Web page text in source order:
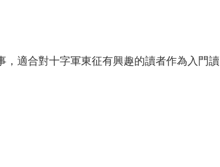
適合對十字軍東征有興趣的讀者作為入門讀